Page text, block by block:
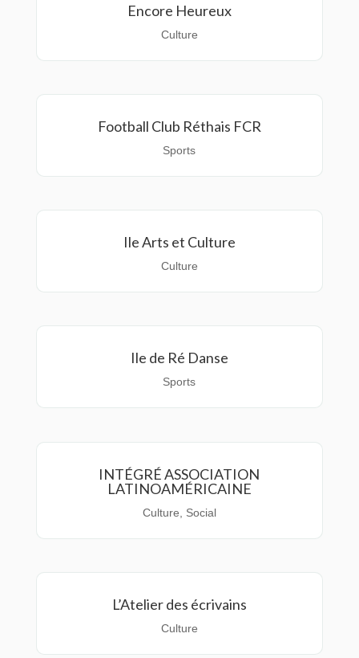
Encore Heureux
Culture
Football Club Réthais FCR
Sports
Ile Arts et Culture
Culture
Ile de Ré Danse
Sports
INTÉGRÉ ASSOCIATION
LATINOAMÉRICAINE
Culture Social
L’Atelier des écrivains
Culture